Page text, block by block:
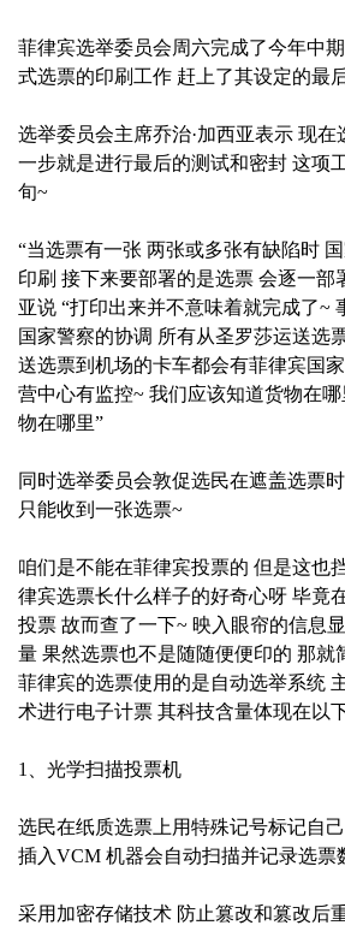
菲律宾选举委员会周六完成了今年中
式选票的印刷工作 赶上了其设定的最
选举委员会主席乔治·加西亚表示 现
一步就是进行最后的测试和密封 这项
旬~
“当选票有一张 两张或多张有缺陷时
印刷 接下来要部署的是选票 会逐一部
亚说 “打印出来并不意味着就完成了~
国家警察的协调 所有从圣罗莎运送选
送选票到机场的卡车都会有菲律宾国
营中心有监控~ 我们应该知道货物在
物在哪里”
同时选举委员会敦促选民在遮盖选票
只能收到一张选票~
咱们是不能在菲律宾投票的 但是这也
律宾选票长什么样子的好奇心呀 毕竟
投票 故而查了一下~ 映入眼帘的信息
量 果然选票也不是随随便便印的 那就
菲律宾的选票使用的是自动选举系统
术进行电子计票 其科技含量体现在以
1、光学扫描投票机
选民在纸质选票上用特殊记号标记自
插入VCM 机器会自动扫描并记录选票
采用加密存储技术 防止篡改和篡改后